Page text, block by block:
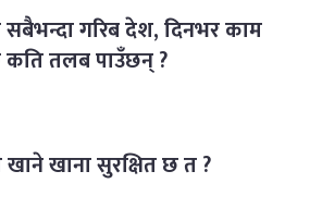
सबैभन्दा गरिब देश, दिनभर काम
कति तलब पाउँछन् ?
खाना सुरक्षित छ त ?